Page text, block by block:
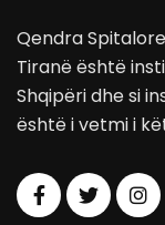
Qendra
Tiranë është
Shqipëri dhe si
është i vetmi i